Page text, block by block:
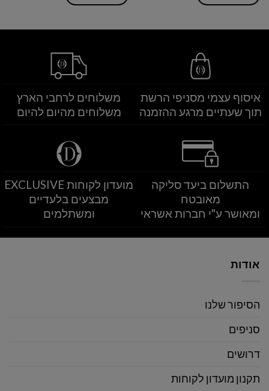
איסוף עצמי מסניפי הרשת
תוך שעתיים מרגע ההזמנה
משלוחים לרחבי הארץ
משלוחים מהיום להיום
התשלום ביעד סליקה
מאובטח
ומאושר ע"י חברות אשראי
מועדון לקוחות EXCLUSIVE
מבצעים בלעדיים
ומשתלמים
אודות
הסיפור שלנו
סניפים
דרושים
תקנון מועדון לקוחות